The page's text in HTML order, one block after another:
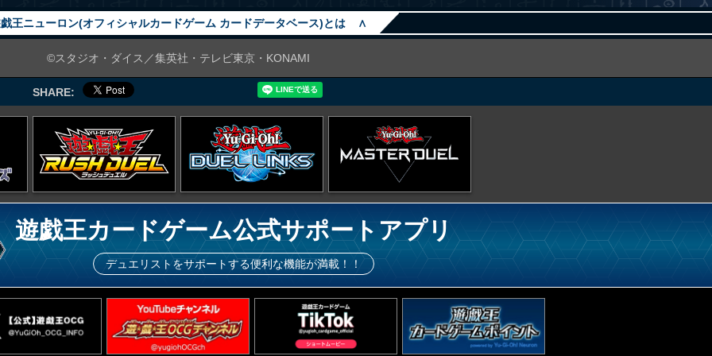
王ニューロン(オフィシャルカードゲーム カードデータベース)とは ∧
©スタジオ・ダイス／集英社・テレビ東京・KONAMI
SHARE:
遊戯王カードゲーム公式サポートアプリ
デュエリストをサポートする便利な機能が満載！！